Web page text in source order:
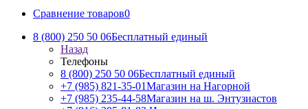
Сравнение товаров0
8 (800) 250 50 06Бесплатный единый
Назад
Телефоны
8 (800) 250 50 06Бесплатный единый
+7 (985) 821-35-01Магазин на Нагорной
+7 (985) 235-44-58Магазин на ш. Энтузиастов